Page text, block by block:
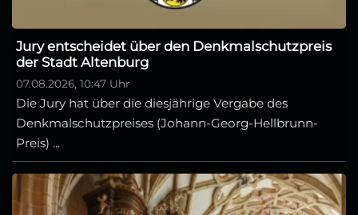
Jury entscheidet über den Denkmalschutzpreis
der Stadt Altenburg
07.08.2026, 10:47 Uhr
Die Jury hat über die diesjährige Vergabe des
Denkmalschutzpreises (Johann-Georg-Hellbrunn-
Preis) ...